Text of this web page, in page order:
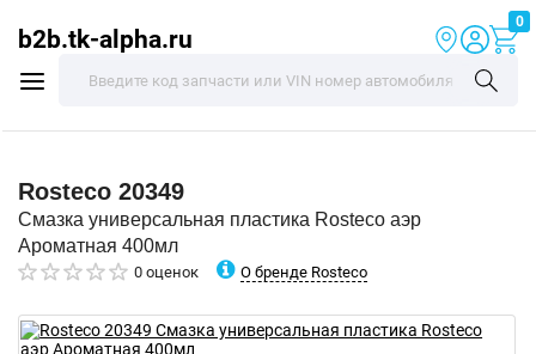
b2b.tk-alpha.ru
0
Rosteco 20349
Смазка универсальная пластика Rosteco аэр
Ароматная 400мл
0 оценок О бренде Rosteco